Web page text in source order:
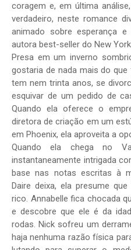
coragem e, em última
verdadeiro, neste romance
animado sobre esperança
autora best-seller do New
Presa em um inverno
gostaria de nada mais do que
tem nem trinta anos, se
esquivar de um pedido de
Quando ela oferece o
diretora de criação em um
em Phoenix, ela aproveita a
Quando ela chega no
instantaneamente intrigada
base nas notas escritas à
Daire deixa, ela presume
rico. Annabelle fica chocada
e descobre que ele é da
rodas. Nick sofreu um
haja nenhuma razão física